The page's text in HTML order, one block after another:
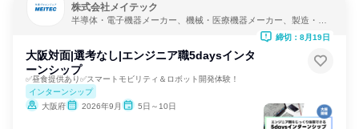
株式会社メイテック
半導体・電子機器メーカー、機械・医療機器メーカー、製造・メ
大阪対面|選考なし|エンジニア職5daysインタ
ーンシップ
✅昼食提供あり✅スマートモビリティ＆ロボット開発体験！
インターンシップ
大阪府
2026年9月 5日～10日
締切：8月19日